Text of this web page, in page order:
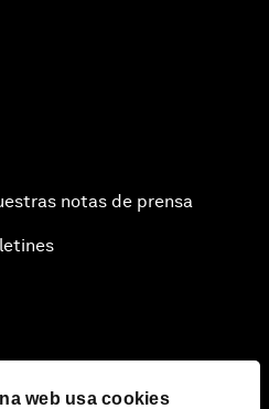
web usa cookies
notas de prensa